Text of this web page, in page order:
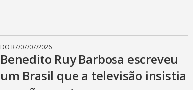
DO R7/07/07/2026
Benedito Ruy Barbosa escreveu
um Brasil que a televisão insistia